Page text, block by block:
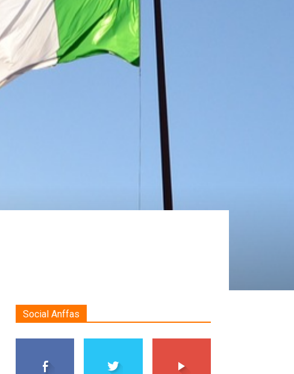
Social Anffas